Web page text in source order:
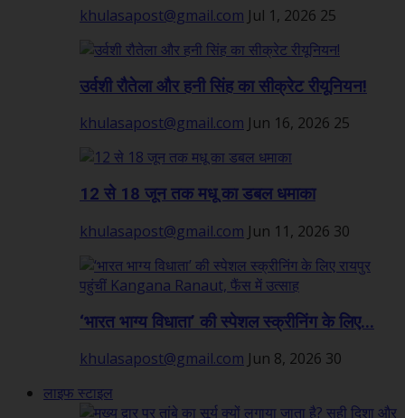
khulasapost@gmail.com Jul 1, 2026 25
उर्वशी रौतेला और हनी सिंह का सीक्रेट रीयूनियन!
khulasapost@gmail.com Jun 16, 2026 25
12 से 18 जून तक मधू का डबल धमाका
khulasapost@gmail.com Jun 11, 2026 30
‘भारत भाग्य विधाता’ की स्पेशल स्क्रीनिंग के लिए...
khulasapost@gmail.com Jun 8, 2026 30
लाइफ स्टाइल